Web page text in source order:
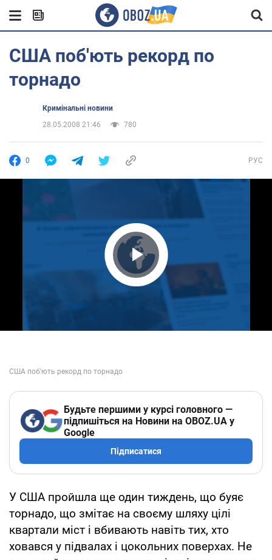
США поб'ють рекорд по
торнадо
Кримінальні новини
28.05.2008 21:46
780
0 РУС
Play Video
Будьте першими у курсі головного —
підпишіться на Новини на OBOZ.UA у
Google
Підписатися
У США пройшла ще один тиждень, що буяє
торнадо, що змітає на своєму шляху цілі
квартали міст і вбивають навіть тих, хто
ховався у підвалах і цокольних поверхах. Не